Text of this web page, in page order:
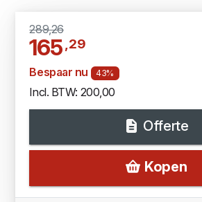
289,26
165,29
Bespaar nu 43%
Incl. BTW: 200,00
Offerte
Kopen